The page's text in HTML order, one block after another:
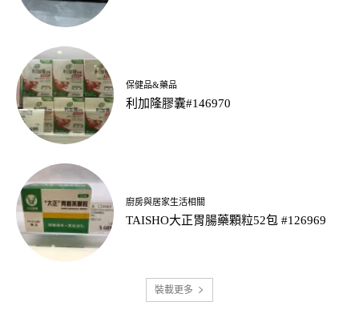
保健品&藥品
利加隆膠囊#146970
廚房與居家生活相關
TAISHO大正胃腸藥顆粒52包 #126969
裝載更多